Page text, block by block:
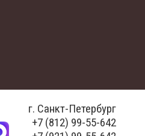
г. Санкт-Петербург
+7 (812) 99-55-642